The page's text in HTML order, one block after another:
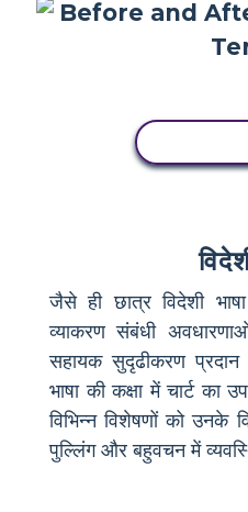
जैसे ही छात्र विदेशी
व्याकरण संबंधी
सहायक सुदृढीकरण
भाषा की कक्षा में चार्ट का
विभिन्न विशेषणों को उनके
पुल्लिंग और बहुवचन में